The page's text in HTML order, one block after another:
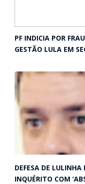
PF INDICIA POR
GESTÃO LULA EM
DEFESA DE LULINHA
INQUÉRITO COM